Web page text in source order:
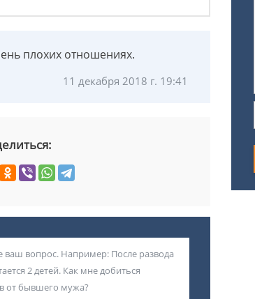
плохих отношениях.
11 декабря 2018 г. 19:41